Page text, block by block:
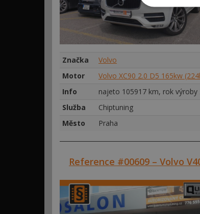
Značka
Volvo
Motor
Volvo XC90 2.0 D5 165kw
Info
najeto 105917 km, rok výroby
Služba
Chiptuning
Město
Praha
Reference #00609 – Volvo